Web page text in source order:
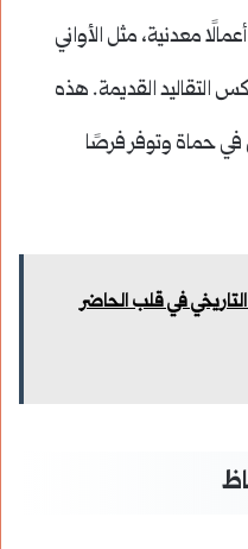
معدنية، مثل الأواني
التقاليد القديمة. هذه
في حماة وتوفر فرصًا
في قلب الحاضر